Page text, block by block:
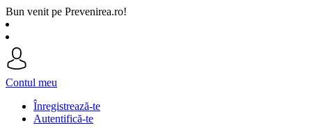
Bun venit pe Prevenirea.ro!
Contul meu
Înregistrează-te
Autentifică-te